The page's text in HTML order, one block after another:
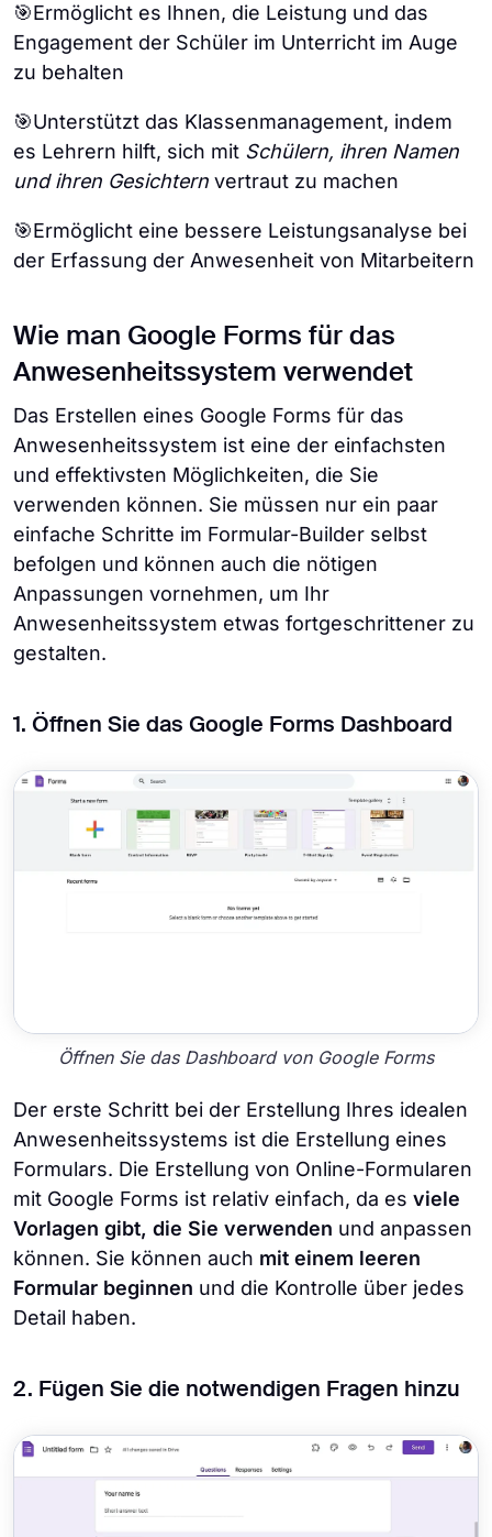
🎯Ermöglicht es Ihnen, die Leistung und das
Engagement der Schüler im Unterricht im Auge
zu behalten
🎯Unterstützt das Klassenmanagement, indem
es Lehrern hilft, sich mit Schülern, ihren Namen
und ihren Gesichtern vertraut zu machen
🎯Ermöglicht eine bessere Leistungsanalyse bei
der Erfassung der Anwesenheit von Mitarbeitern
Wie man Google Forms für das
Anwesenheitssystem verwendet
Das Erstellen eines Google Forms für das
Anwesenheitssystem ist eine der einfachsten
und effektivsten Möglichkeiten, die Sie
verwenden können. Sie müssen nur ein paar
einfache Schritte im Formular-Builder selbst
befolgen und können auch die nötigen
Anpassungen vornehmen, um Ihr
Anwesenheitssystem etwas fortgeschrittener zu
gestalten.
1. Öffnen Sie das Google Forms Dashboard
Öffnen Sie das Dashboard von Google Forms
Der erste Schritt bei der Erstellung Ihres idealen
Anwesenheitssystems ist die Erstellung eines
Formulars. Die Erstellung von Online-Formularen
mit Google Forms ist relativ einfach, da es viele
Vorlagen gibt, die Sie verwenden und anpassen
können. Sie können auch mit einem leeren
Formular beginnen und die Kontrolle über jedes
Detail haben.
2. Fügen Sie die notwendigen Fragen hinzu